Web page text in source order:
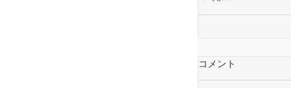
コメント